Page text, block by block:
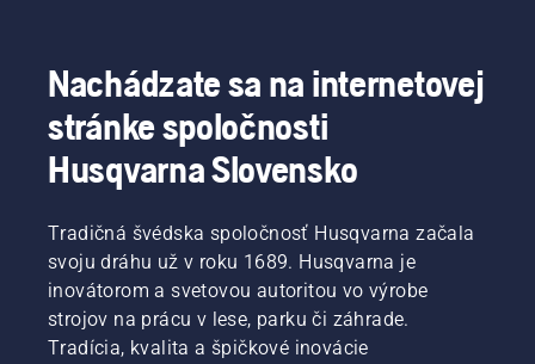
Nachádzate sa na internetovej
stránke spoločnosti
Husqvarna Slovensko
Tradičná švédska spoločnosť Husqvarna začala
svoju dráhu už v roku 1689. Husqvarna je
inovátorom a svetovou autoritou vo výrobe
strojov na prácu v lese, parku či záhrade.
Tradícia, kvalita a špičkové inovácie